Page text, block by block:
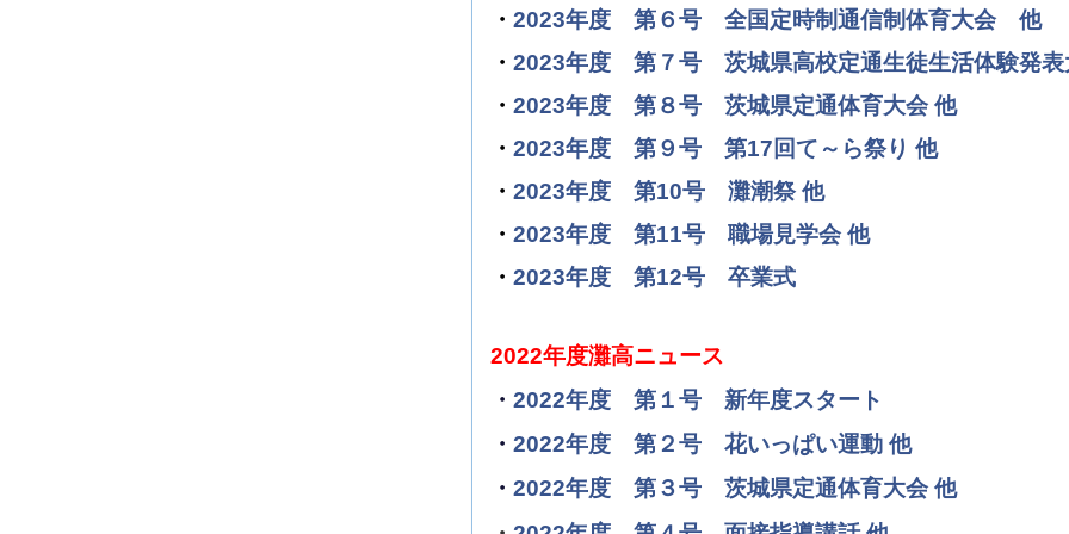
・ 2023年度 第６号 全国定時制通信制体育大会 他
・ 2023年度 第７号 茨城県高校定通生徒生活体験発
・ 2023年度 第８号 茨城県定通体育大会 他
・ 2023年度 第９号 第17回て～ら祭り 他
・ 2023年度 第10号 灘潮祭 他
・ 2023年度 第11号 職場見学会 他
・ 2023年度 第12号 卒業式
2022年度灘高ニュース
・ 2022年度 第１号 新年度スタート
・ 2022年度 第２号 花いっぱい運動 他
・ 2022年度 第３号 茨城県定通体育大会 他